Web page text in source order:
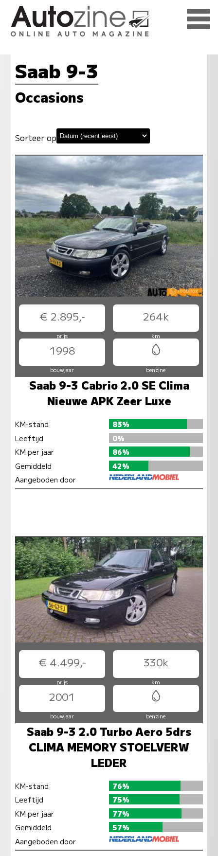
Saab 9-3
Occasions
Sorteer op
€ 2.895,- 264k
prijs km
1998
bouwjaar benzine
Saab 9-3 Cabrio 2.0 SE Clima
Nieuwe APK Zeer Luxe
KM-stand
83%
Leeftijd
0%
KM per jaar
86%
Gemiddeld
42%
Aangeboden door
€ 4.499,- 330k
prijs km
2001
bouwjaar benzine
Saab 9-3 2.0 Turbo Aero 5drs
CLIMA MEMORY STOELVERW
LEDER
KM-stand
76%
Leeftijd
75%
KM per jaar
77%
Gemiddeld
57%
Aangeboden door